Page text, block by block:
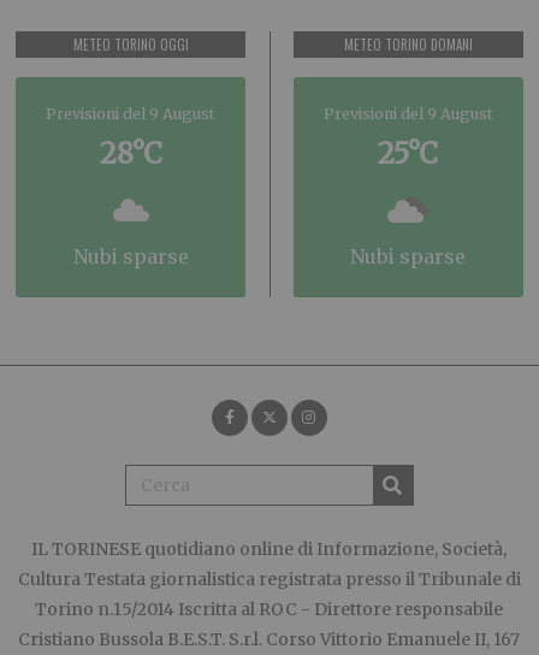
METEO TORINO OGGI
Previsioni del 9 August
28°C
nubi sparse
METEO TORINO DOMANI
Previsioni del 9 August
25°C
nubi sparse
IL TORINESE quotidiano online di Informazione, Società,
Cultura Testata giornalistica registrata presso il Tribunale di
Torino n.15/2014 Iscritta al ROC - Direttore responsabile
Cristiano Bussola B.E.S.T. S.r.l. Corso Vittorio Emanuele II, 167